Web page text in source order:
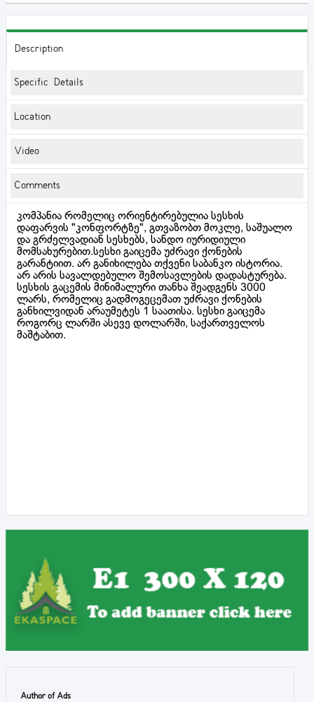
Description
Specific Details
Location
Video
Comments
კომპანია რომელიც ორიენტირებულია სესხის
დაფარვის "კონფორტზე", გთვაზობთ მოკლე, საშუალო
და გრძელვადიან სესხებს, სანდო იურიდიული
მომსახურებით.სესხი გაიცემა უძრავი ქონების
გარანტიით. არ განიხილება თქვენი საბანკო ისტორია.
არ არის სავალდებულო შემოსავლების დადასტურება.
სესხის გაცემის მინიმალური თანხა შეადგენს 3000
ლარს, რომელიც გადმოგეცემათ უძრავი ქონების
განხილვიდან არაუმეტეს 1 საათისა. სესხი გაიცემა
როგორც ლარში ასევე დოლარში, საქართველოს
მაშტაბით.
Author of Ads